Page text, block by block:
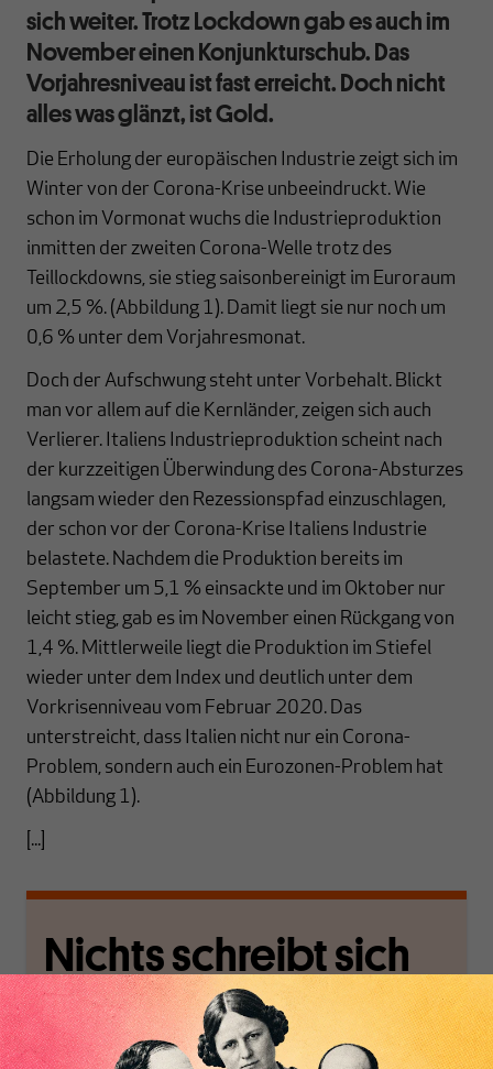
sich weiter. Trotz Lockdown gab es auch im
November einen Konjunkturschub. Das
Vorjahresniveau ist fast erreicht. Doch nicht
alles was glänzt, ist Gold.
Die Erholung der europäischen Industrie zeigt sich im
Winter von der Corona-Krise unbeeindruckt. Wie
schon im Vormonat wuchs die Industrieproduktion
inmitten der zweiten Corona-Welle trotz des
Teillockdowns, sie stieg saisonbereinigt im Euroraum
um 2,5 %. (Abbildung 1). Damit liegt sie nur noch um
0,6 % unter dem Vorjahresmonat.
Doch der Aufschwung steht unter Vorbehalt. Blickt
man vor allem auf die Kernländer, zeigen sich auch
Verlierer. Italiens Industrieproduktion scheint nach
der kurzzeitigen Überwindung des Corona-Absturzes
langsam wieder den Rezessionspfad einzuschlagen,
der schon vor der Corona-Krise Italiens Industrie
belastete. Nachdem die Produktion bereits im
September um 5,1 % einsackte und im Oktober nur
leicht stieg, gab es im November einen Rückgang von
1,4 %. Mittlerweile liegt die Produktion im Stiefel
wieder unter dem Index und deutlich unter dem
Vorkrisenniveau vom Februar 2020. Das
unterstreicht, dass Italien nicht nur ein Corona-
Problem, sondern auch ein Eurozonen-Problem hat
(Abbildung 1).
[...]
Nichts schreibt sich
von allein!